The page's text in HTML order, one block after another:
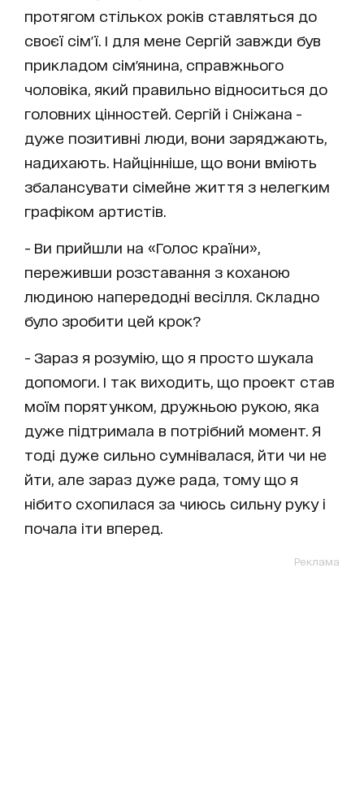
протягом стількох років ставляться до
своєї сім'ї. І для мене Сергій завжди був
прикладом сім'янина, справжнього
чоловіка, який правильно відноситься до
головних цінностей. Сергій і Сніжана -
дуже позитивні люди, вони заряджають,
надихають. Найцінніше, що вони вміють
збалансувати сімейне життя з нелегким
графіком артистів.
- Ви прийшли на «Голос країни»,
переживши розставання з коханою
людиною напередодні весілля. Складно
було зробити цей крок?
- Зараз я розумію, що я просто шукала
допомоги. І так виходить, що проект став
моїм порятунком, дружньою рукою, яка
дуже підтримала в потрібний момент. Я
тоді дуже сильно сумнівалася, йти чи не
йти, але зараз дуже рада, тому що я
нібито схопилася за чиюсь сильну руку і
почала іти вперед.
Реклама